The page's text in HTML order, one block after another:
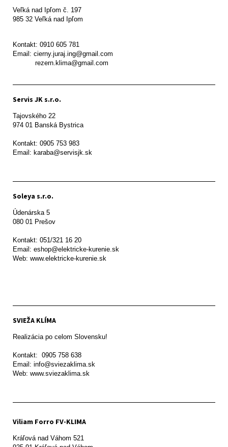
Veľká nad Ipľom č. 197
985 32 Veľká nad Ipľom
Kontakt: 0910 605 781
Email: cierny.juraj.ing@gmail.com
           rezern.klima@gmail.com
Servis JK s.r.o.
Tajovského 22
974 01 Banská Bystrica
Kontakt: 0905 753 983
Email: karaba@servisjk.sk
Soleya s.r.o.
Údenárska 5
080 01 Prešov
Kontakt: 051/321 16 20
Email: eshop@elektricke-kurenie.sk
Web: www.elektricke-kurenie.sk
SVIEŽA KLÍMA
Realizácia po celom Slovensku!
Kontakt:  0905 758 638
Email: info@sviezaklima.sk
Web: www.sviezaklima.sk
Viliam Forro FV-KLIMA
Kráľová nad Váhom 521